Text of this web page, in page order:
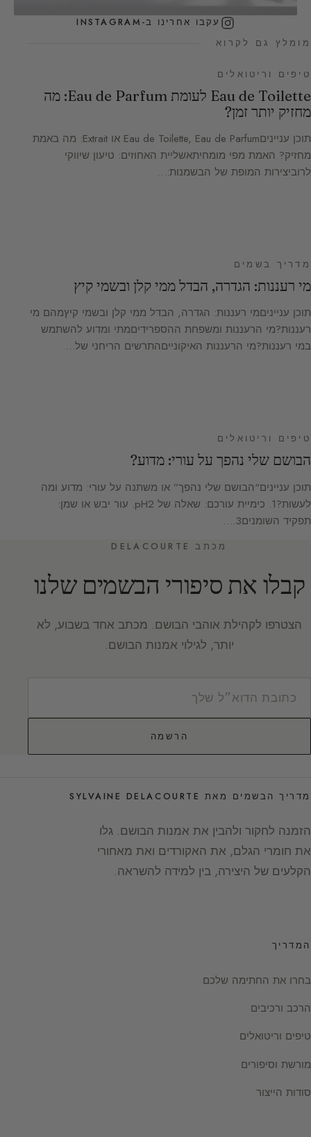
עקבו אחרינו ב-INSTAGRAM
מומלץ גם לקרוא
טיפים וריטואלים
Eau de Toilette לעומת Eau de Parfum: מה
מחזיק יותר זמן?
תוכן ענייניםEau de Toilette, Eau de Parfum או Extrait: מה באמת
מחזיק? האמת מפי מומחיתאשליית האחוזים: טיעון שיווקי
לרוביצירות המופת של הבשמנות:…
מדריך בשמים
מי רעננות: הגדרה, הבדל ממי קלן ובשמי קיץ
תוכן ענייניםמי רעננות: הגדרה, הבדל ממי קלן ובשמי קיץמהם מי
רעננות?מי הרעננות ומשפחת ההספרידיםמתי ומדוע להשתמש
במי רעננות?מי הרעננות האיקונייםהתרשים הריחני של…
טיפים וריטואלים
הבושם שלי נהפך על עורי: מדוע?
תוכן עניינים“הבושם שלי נהפך” או משתנה על עורי: מדוע ומה
לעשות?1. כימיית עורכם: שאלה של pH2. עור יבש או שמן:
תפקיד השומנים3.…
מכתב DELACOURTE
קבלו את סיפורי הבשמים שלנו
הצטרפו לקהילת אוהבי הבושם. מכתב אחד בשבוע, לא
יותר, לגילוי אמנות הבושם.
הרשמה
מדריך הבשמים מאת SYLVAINE DELACOURTE
הזמנה לחקור ולהבין את אמנות הבושם. גלו
את חומרי הגלם, את האקורדים ואת מאחורי
הקלעים של היצירה, בין למידה להשראה.
המדריך
בחרו את החתימה שלכם
הרכב ורכיבים
טיפים וריטואלים
מורשת וסיפורים
סודות הייצור